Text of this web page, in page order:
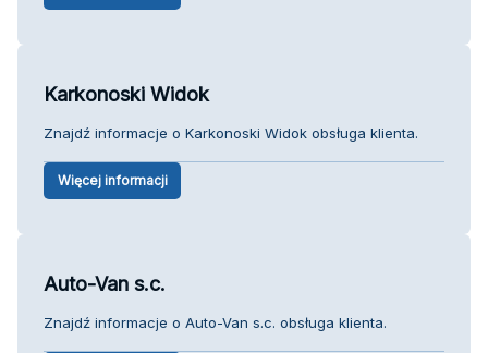
Karkonoski Widok
Znajdź informacje o Karkonoski Widok obsługa klienta.
Więcej informacji
Auto-Van s.c.
Znajdź informacje o Auto-Van s.c. obsługa klienta.